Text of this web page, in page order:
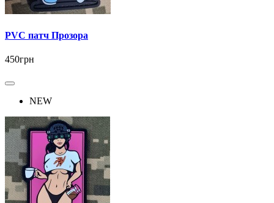
PVC патч Прозора
450грн
NEW